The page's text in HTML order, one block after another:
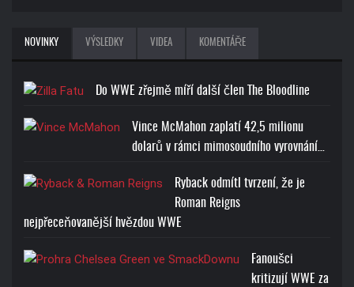
NOVINKY VÝSLEDKY VIDEA KOMENTÁŘE
Do WWE zřejmě míří další člen The Bloodline
Vince McMahon zaplatí 42,5 milionu
dolarů v rámci mimosoudního vyrovnání…
Ryback odmítl tvrzení, že je
Roman Reigns
nejpřeceňovanější hvězdou WWE
Fanoušci
kritizují WWE za